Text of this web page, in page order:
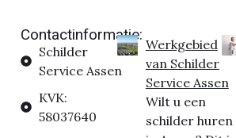
Contactinformatie:
Schilder
Service Assen
KVK:
58037640
Werkgebied
van Schilder
Service Assen
Wilt u een
schilder huren